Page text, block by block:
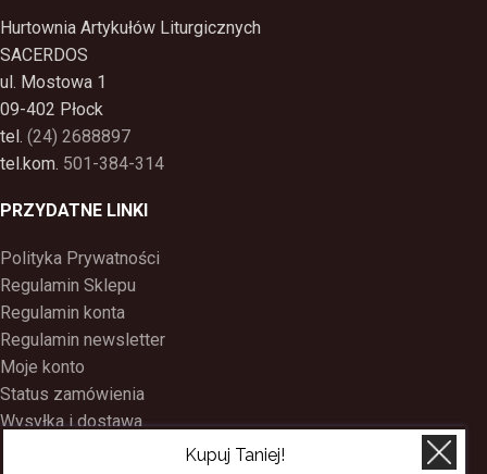
Hurtownia Artykułów Liturgicznych
SACERDOS
ul. Mostowa 1
09-402 Płock
tel. (24) 2688897
tel.kom. 501-384-314
PRZYDATNE LINKI
Polityka Prywatności
Regulamin Sklepu
Regulamin konta
Regulamin newsletter
Moje konto
Status zamówienia
Wysyłka i dostawa
Kupuj Taniej!